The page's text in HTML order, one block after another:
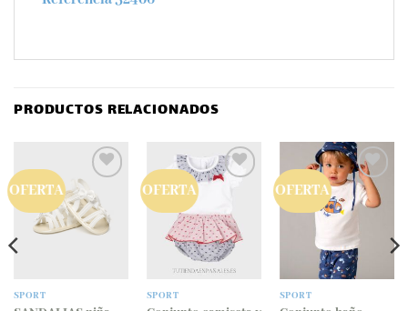
PRODUCTOS RELACIONADOS
OFERTA
Añadir
a la
lista
de
SPORT
OFERTA
lista
de
deseos
SPORT
OFERTA
Añadir
a la
deseos
SPORT